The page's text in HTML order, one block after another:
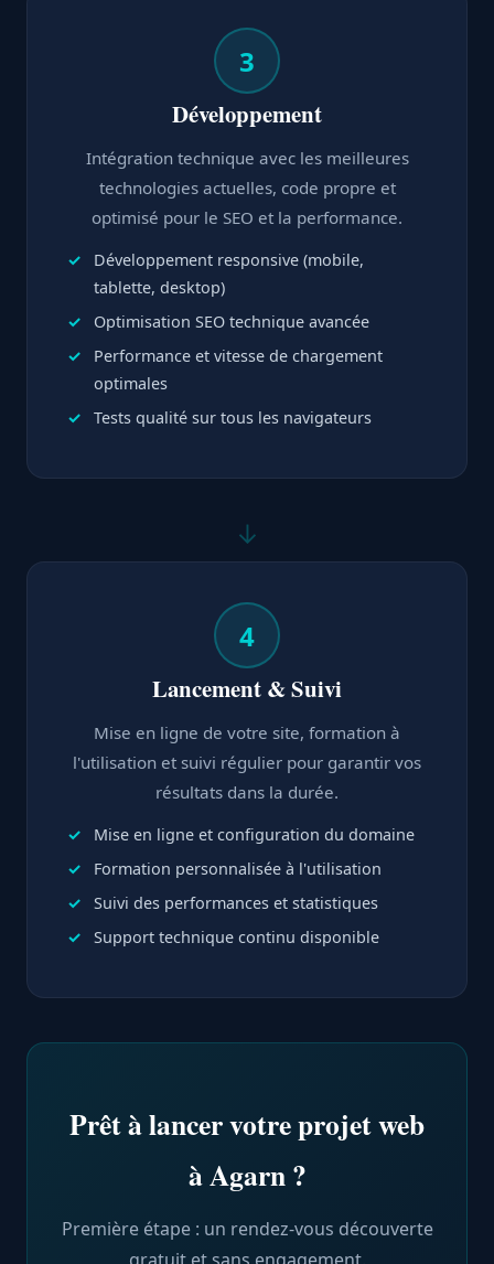
3
Développement
Intégration technique avec les meilleures
technologies actuelles, code propre et
optimisé pour le SEO et la performance.
Développement responsive (mobile,
tablette, desktop)
Optimisation SEO technique avancée
Performance et vitesse de chargement
optimales
Tests qualité sur tous les navigateurs
↓
4
Lancement & Suivi
Mise en ligne de votre site, formation à
l'utilisation et suivi régulier pour garantir vos
résultats dans la durée.
Mise en ligne et configuration du domaine
Formation personnalisée à l'utilisation
Suivi des performances et statistiques
Support technique continu disponible
Prêt à lancer votre projet web
à Agarn ?
Première étape : un rendez-vous découverte